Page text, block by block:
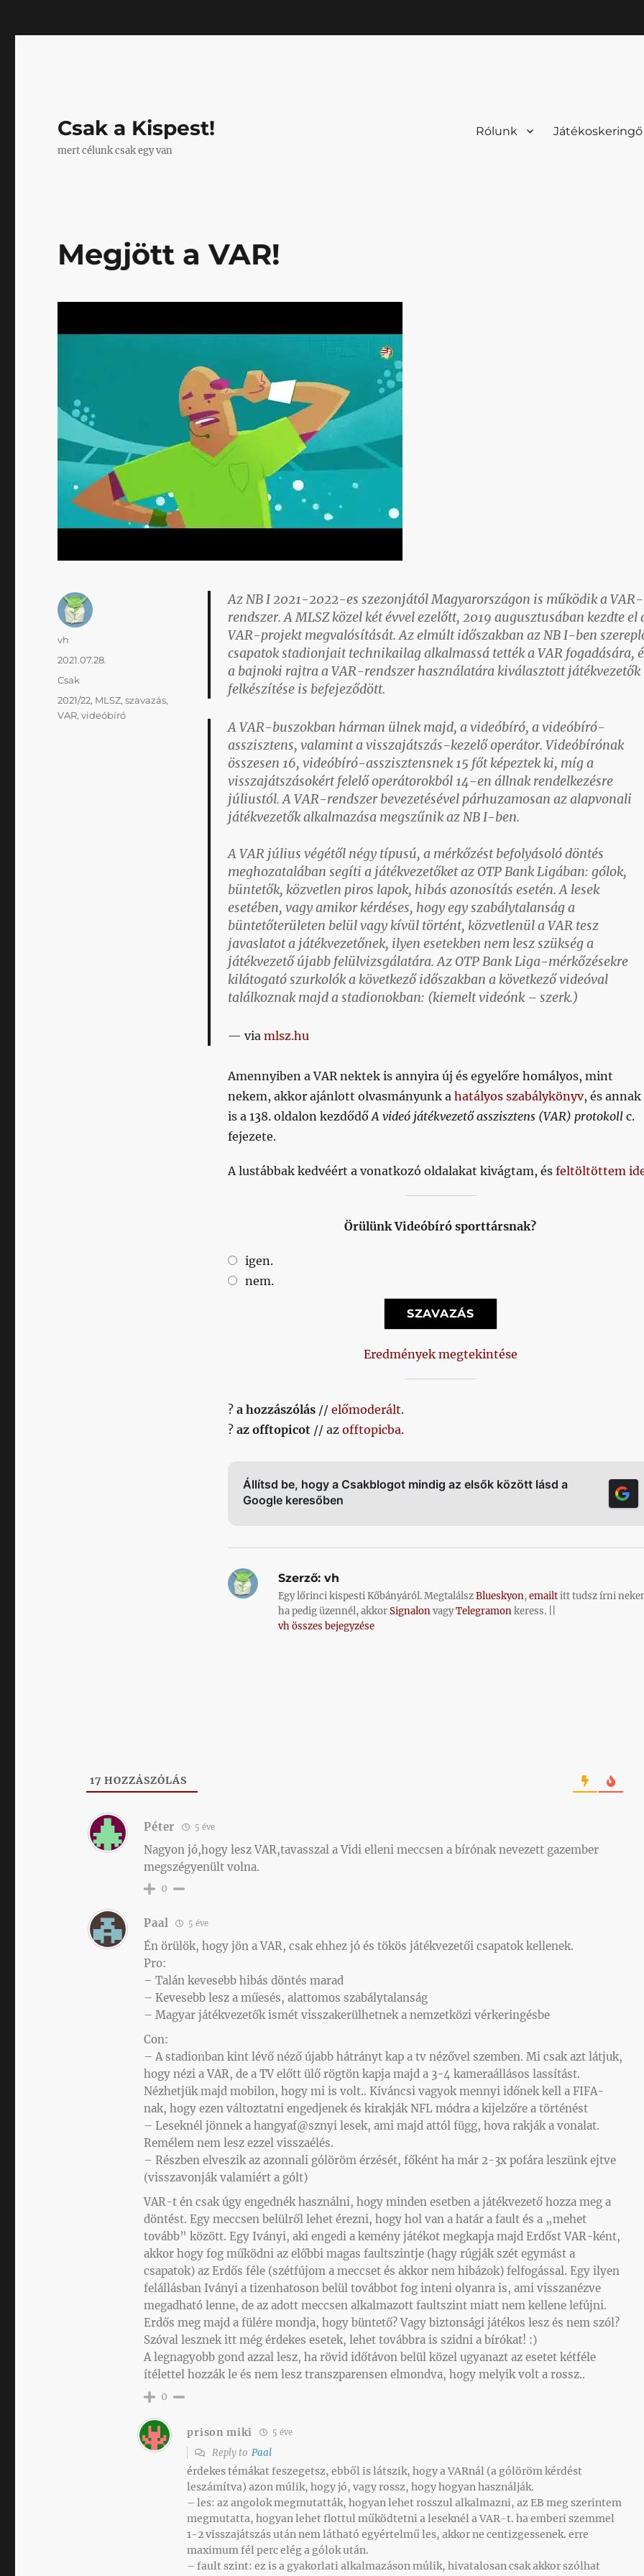
Csak a Kispest!
mert célunk csak egy van
Rólunk Játékoskeringő
Megjött a VAR!
Az NB I 2021-2022-es szezonjától Magyarországon is működik a VAR-
rendszer. A MLSZ közel két évvel ezelőtt, 2019 augusztusában kezdte el
VAR-projekt megvalósítását. Az elmúlt időszakban az NB I-ben
csapatok stadionjait technikailag alkalmassá tették a VAR fogadására,
a bajnoki rajtra a VAR-rendszer használatára kiválasztott játékvezetők
felkészítése is befejeződött.
A VAR-buszokban hárman ülnek majd, a videóbíró, a videóbíró-
asszisztens, valamint a visszajátszás-kezelő operátor. Videóbírónak
összesen 16, videóbíró-asszisztensnek 15 főt képeztek ki, míg a
visszajátszásokért felelő operátorokból 14-en állnak rendelkezésre
júliustól. A VAR-rendszer bevezetésével párhuzamosan az alapvonali
játékvezetők alkalmazása megszűnik az NB I-ben.
A VAR július végétől négy típusú, a mérkőzést befolyásoló döntés
meghozatalában segíti a játékvezetőket az OTP Bank Ligában: gólok,
büntetők, közvetlen piros lapok, hibás azonosítás esetén. A lesek
esetében, vagy amikor kérdéses, hogy egy szabálytalanság a
büntetőterületen belül vagy kívül történt, közvetlenül a VAR tesz
javaslatot a játékvezetőnek, ilyen esetekben nem lesz szükség a
játékvezető újabb felülvizsgálatára. Az OTP Bank Liga-mérkőzésekre
kilátogató szurkolók a következő időszakban a következő videóval
találkoznak majd a stadionokban: (kiemelt videónk – szerk.)
via mlsz.hu
Amennyiben a VAR nektek is annyira új és egyelőre homályos, mint
nekem, akkor ajánlott olvasmányunk a hatályos szabálykönyv, és annak
is a 138. oldalon kezdődő A videó játékvezető asszisztens (VAR) protokollc.
fejezete.
A lustábbak kedvéért a vonatkozó oldalakat kivágtam, és feltöltöttem
Örülünk Videóbíró sporttársnak?
igen.
nem.
Eredmények megtekintése
? a hozzászólás// előmoderált.
? az offtopicot // az offtopicba.
Állítsd be, hogy a Csakblogot mindig az elsők között lásd a
Google keresőben
Szerző:vh
Egy lőrinci kispesti Kőbányáról. MegtalálszBlueskyon,emailtitt tudsz írni
ha pedig üzennél, akkorSignalonvagyTelegramonkeress. ||
vh összes bejegyzése
Szerző
vh
Közzétéve
2021.07.28.
Kategória
Csak
Címke
2021/22, MLSZ,szavazás,
VAR,videóbíró
17 HOZZÁSZÓLÁS
Péter 5 éve
Nagyon jó,hogy lesz VAR,tavasszal a Vidi elleni meccsen a bírónak nevezett gazember
megszégyenült volna.
0
Paal 5 éve
Én örülök, hogy jön a VAR, csak ehhez jó és tökös játékvezetői csapatok kellenek.
Pro:
– Talán kevesebb hibás döntés marad
– Kevesebb lesz a műesés, alattomos szabálytalanság
– Magyar játékvezetők ismét visszakerülhetnek a nemzetközi vérkeringésbe
Con:
– A stadionban kint lévő néző újabb hátrányt kap a tv nézővel szemben. Mi csak azt látjuk,
hogy nézi a VAR, de a TV előtt ülő rögtön kapja majd a 3-4 kameraállásos lassítást.
Nézhetjük majd mobilon, hogy mi is volt.. Kíváncsi vagyok mennyi időnek kell a FIFA-
nak, hogy ezen változtatni engedjenek és kirakják NFL módra a kijelzőre a történést
– Leseknél jönnek a hangyaf@sznyi lesek, ami majd attól függ, hova rakják a vonalat.
Remélem nem lesz ezzel visszaélés.
– Részben elveszik az azonnali gólöröm érzését, főként ha már 2-3x pofára leszünk ejtve
(visszavonják valamiért a gólt)
VAR-t én csak úgy engednék használni, hogy minden esetben a játékvezető hozza meg a
döntést. Egy meccsen belülről lehet érezni, hogy hol van a határ a fault és a „mehet
tovább” között. Egy Iványi, aki engedi a kemény játékot megkapja majd Erdőst VAR-ként,
akkor hogy fog működni az előbbi magas faultszintje (hagy rúgják szét egymást a
csapatok) az Erdős féle (szétfújom a meccset és akkor nem hibázok) felfogással. Egy ilyen
felállásban Iványi a tizenhatoson belül továbbot fog inteni olyanra is, ami visszanézve
megadható lenne, de az adott meccsen alkalmazott faultszint miatt nem kellene lefújni.
Erdős meg majd a fülére mondja, hogy büntető? Vagy biztonsági játékos lesz és nem szól?
Szóval lesznek itt még érdekes esetek, lehet továbbra is szidni a bírókat! :)
A legnagyobb gond azzal lesz, ha rövid időtávon belül közel ugyanazt az esetet kétféle
ítélettel hozzák le és nem lesz transzparensen elmondva, hogy melyik volt a rossz..
0
prison miki 5 éve
Reply toPaal
érdekes témákat feszegetsz, ebből is látszik, hogy a VARnál (a gólöröm kérdést
leszámítva) azon múlik, hogy jó, vagy rossz, hogy hogyan használják.
– les: az angolok megmutatták, hogyan lehet rosszul alkalmazni, az EB meg szerintem
megmutatta, hogyan lehet flottul működtetni a leseknél a VAR-t. ha emberi szemmel
1-2 visszajátszás után nem látható egyértelmű les, akkor ne centizgessenek. erre
maximum fél perc elég a gólok után.
– fault szint: ez is a gyakorlati alkalmazáson múlik, hivatalosan csak akkor szólhat